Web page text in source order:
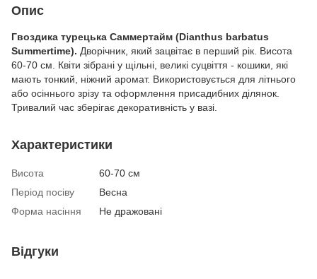
Опис
Гвоздика турецька Саммертайм (Dianthus barbatus
Summertime). Дворічник, який зацвітає в перший рік. Висота
60-70 см. Квіти зібрані у щільні, великі суцвіття - кошики, які
мають тонкий, ніжний аромат. Використовується для літнього
або осіннього зрізу та оформлення присадибних ділянок.
Тривалий час зберігає декоративність у вазі.
Характеристики
Висота
60-70 см
Період посіву
Весна
Форма насіння
Не дражовані
Відгуки